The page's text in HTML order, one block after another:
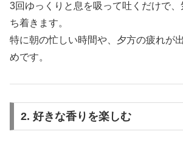
3回ゆっくりと息を吸って吐くだけで
ち着きます。
特に朝の忙しい時間や、夕方の疲れが
めです。
2. 好きな香りを楽しむ